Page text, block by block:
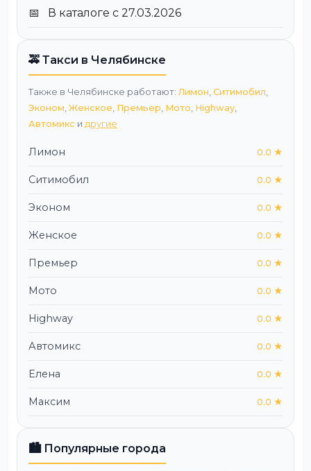
📅 В каталоге с 27.03.2026
🚕 Такси в Челябинске
Также в Челябинске работают:Лимон, Ситимобил,
Эконом, Женское, Премьер, Мото, Highway,
Автомикс и другие
Лимон 0.0 ★
Ситимобил 0.0 ★
Эконом 0.0 ★
Женское 0.0 ★
Премьер 0.0 ★
Мото 0.0 ★
Highway 0.0 ★
Автомикс 0.0 ★
Елена 0.0 ★
Максим 0.0 ★
🏙️ Популярные города